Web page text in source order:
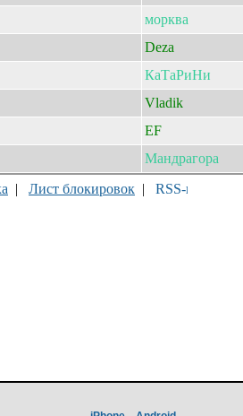
морква
Deza
КаТаРиНи
Vladik
EF
Мандрагора
| Лист блокировок |